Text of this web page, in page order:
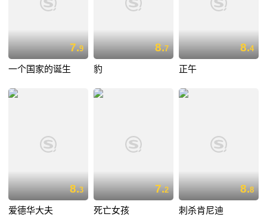
7.9
一个国家的诞生
8.7
豹
8.4
正午
8.3
爱德华大夫
7.2
死亡女孩
8.8
刺杀肯尼迪